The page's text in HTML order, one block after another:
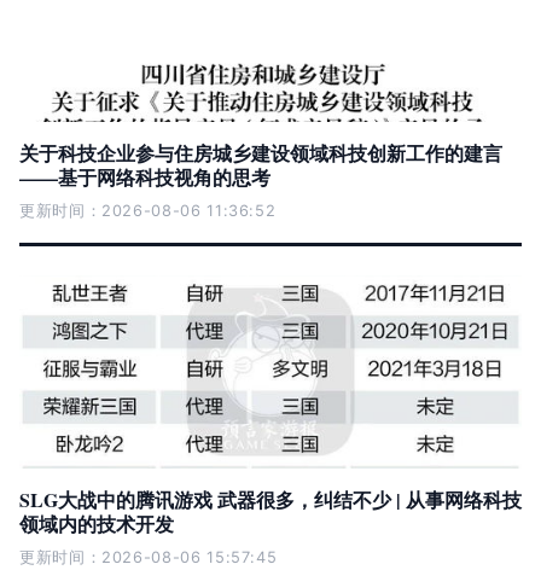
关于科技企业参与住房城乡建设领域科技创新工作的建言
——基于网络科技视角的思考
更新时间：2026-08-06 11:36:52
SLG大战中的腾讯游戏 武器很多，纠结不少 | 从事网络科技
领域内的技术开发
更新时间：2026-08-06 15:57:45